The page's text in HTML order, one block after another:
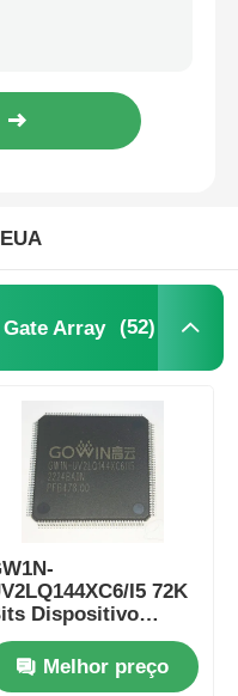
Array (52)
I5 72K
Dispositivo
programável
Controlador
programável
Melhor preço